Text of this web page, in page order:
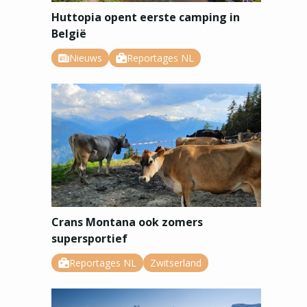
Huttopia opent eerste camping in
België
Nieuws Reportages NL
Crans Montana ook zomers
supersportief
Reportages NL Zwitserland